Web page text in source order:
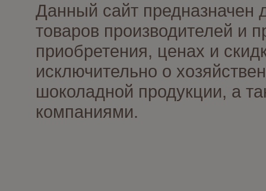
Данный сайт предназначен
товаров производителей и
приобретения, ценах и
исключительно о
шоколадной продукции, а
компаниями.